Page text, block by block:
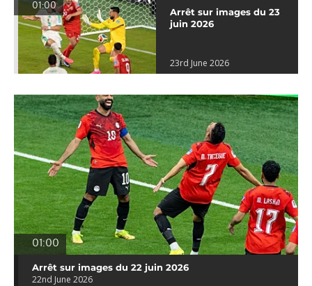
01:00
Arrêt sur images du 23
juin 2026
23rd June 2026
01:00
Arrêt sur images du 22 juin 2026
22nd June 2026